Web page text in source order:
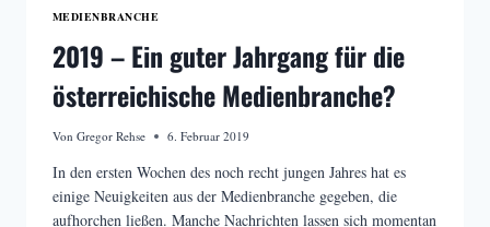
MEDIENBRANCHE
2019 – Ein guter Jahrgang für die
österreichische Medienbranche?
Von Gregor Rehse 6. Februar 2019
In den ersten Wochen des noch recht jungen Jahres hat es
einige Neuigkeiten aus der Medienbranche gegeben, die
aufhorchen ließen. Manche Nachrichten lassen sich momentan